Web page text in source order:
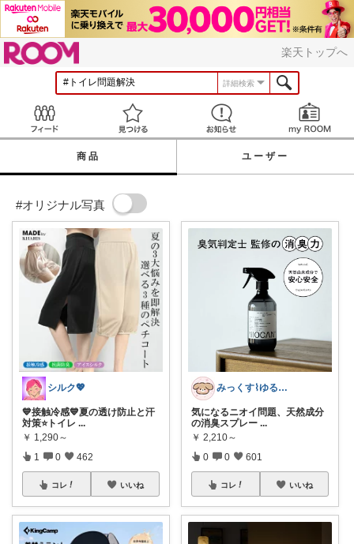
楽天トップへ
詳細検索
見つける お知らせ
商品 ユーザー
#オリジナル写真
シルク💖
💙接触冷感💙夏の透け防止と汗
対策⭐️トイレ ...
￥ 1,290～
1 0 462
コレ いいね
みっくす⌇ゆる暮らし𓂃𖠿
気になるニオイ問題、天然成分
の消臭スプレー ...
￥ 2,210～
0 0 601
コレ いいね